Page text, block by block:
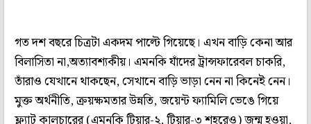
গত দশ বছরে চিত্রটা একদম পাল্টে গিয়েছে। এখন বাড়ি কেনা আর
বিলাসিতা না,অত্যাবশ্যকীয়। এমনকি যাঁদের ট্রান্সফারেবল চাকরি,
তাঁরাও যেখানে থাকছেন, সেখানে বাড়ি ভাড়া নেন না কিনেই নেন।
মুক্ত অর্থনীতি, ক্রয়ক্ষমতার উন্নতি, জয়েন্ট ফ্যামিলি ভেঙে গিয়ে